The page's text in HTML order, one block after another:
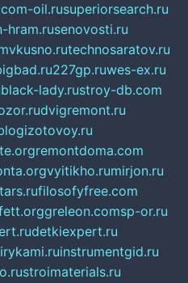
oil.rusuperiorsearch.ru
hram.rusenovosti.ru
technosaratov.ru
227gp.ruwes-ex.ru
black-lady.rustroy-db.com
dvigremont.ru
remontdoma.com
vyitikho.rumirjon.ru
filosofyfree.com
greleon.comsp-or.ru
detkiexpert.ru
instrumentgid.ru
stroimaterials.ru